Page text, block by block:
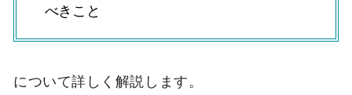
べきこと
について詳しく解説します。